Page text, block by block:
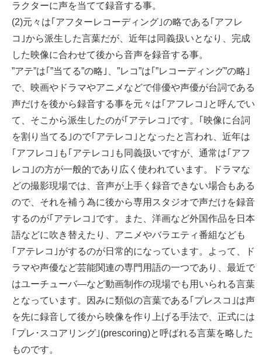
ラクターに声を当てて録音する事。
(2)元々は｢アフターレコーディング｣の略である｢アフレ
コ｣から派生した言葉だが、近年は同義扱いとなり、完成
した映像に合わせて後から音声を録音する事。
”アテ”は｢”当てる”の略｣、”レコ”は｢”レコーディング”の略｣
で、映画やドラマやアニメなどで俳優や声優が台詞である
声だけを後から録音する事を元々は｢アフレコ｣と呼んでい
て、そこから派生したのが｢アテレコ｣です。｢映像に台詞
を割り当てる｣ので｢アテレコ｣となったと言われ、近年は
｢アフレコ｣も｢アテレコ｣も同義扱いですが、通常は｢アフ
レコ｣の方が一般的であり広く使われています。ドラマな
どの撮影現場では、音声が上手く録音できない場合もある
ので、それを補う為に後から専用スタジオで声だけを録音
するのが｢アテレコ｣です。また、洋画など外国作品を日本
語などに吹き替えたり、アニメやバラエティ番組なども
｢アテレコ｣がするのが日常的になっています。よって、ド
ラマや声優など芸能関連の専門用語の一つであり、最近で
はユーチューバ—など動画制作の現場でも用いられる言葉
となっています。因みに類似の言葉である｢プレスコ｣は声
を先に録音して後から映像を作り上げる手法で、正式には
｢プレ･スコアリング｣(prescoring)と呼ばれる言葉を略した
ものです。